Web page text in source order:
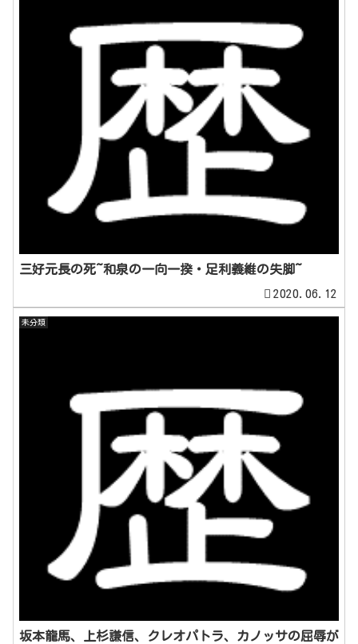
三好元長の死~和泉の一向一揆・足利義維の失脚~
2020.06.12
未分類
坂本龍馬、上杉謙信、クレオパトラ、カノッサの屈辱が